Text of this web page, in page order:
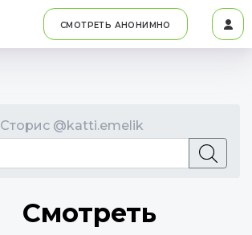
СМОТРЕТЬ АНОНИМНО
Сторис @katti.emelik
Смотреть